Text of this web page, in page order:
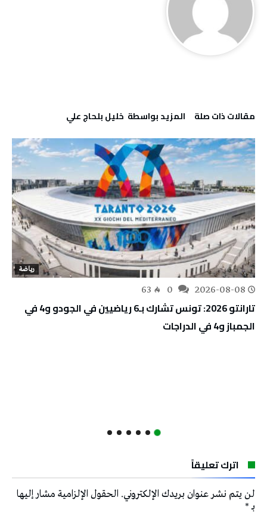
‫مقالات ذات صلة‬ ‫‫المزيد بواسطة‬ ‬ خليل‭ ‬بلحاج‭ ‬علي
رياضة
2026-08-08
63
تارانتو 2026: تونس تشارك بـ6 رياضيين في الجودو و4 في
الجمباز و4 في الدراجات
اترك تعليقاً
لن يتم نشر عنوان بريدك الإلكتروني. الحقول الإلزامية مشار إليها
بـ*